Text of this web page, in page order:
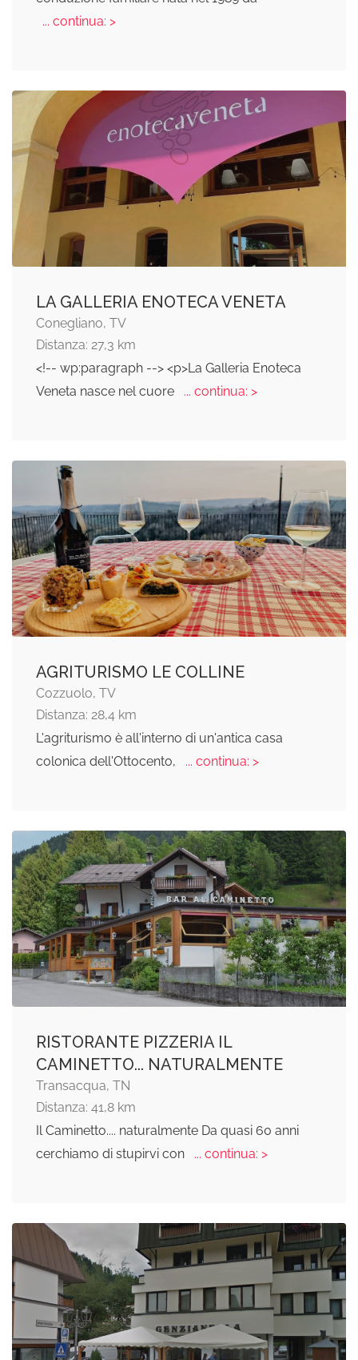
... continua: >
LA GALLERIA ENOTECA VENETA
Conegliano, TV
Distanza: 27,3 km
<!-- wp:paragraph --> <p>La Galleria Enoteca
Veneta nasce nel cuore
... continua: >
AGRITURISMO LE COLLINE
Cozzuolo, TV
Distanza: 28,4 km
L'agriturismo è all'interno di un'antica casa
colonica dell'Ottocento,
... continua: >
RISTORANTE PIZZERIA IL
CAMINETTO... NATURALMENTE
Transacqua, TN
Distanza: 41,8 km
Il Caminetto.... naturalmente Da quasi 60 anni
cerchiamo di stupirvi con
... continua: >